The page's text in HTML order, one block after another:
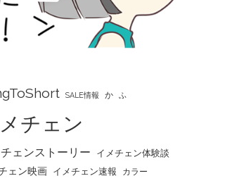
SALE情報 か ふ
チェン
ェンストーリー イメチェン体験談
ェン映画 イメチェン速報 カラー